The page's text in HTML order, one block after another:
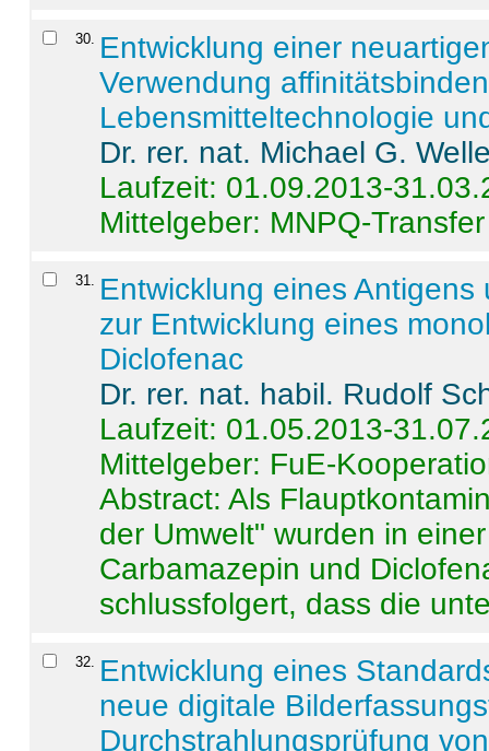
30. Entwicklung einer
Verwendung
Lebensmitteltechnologie
Dr. rer. nat. Michael G.
Laufzeit: 01.09.2013-
Mittelgeber: MNPQ-Transfer
31. Entwicklung eines
zur Entwicklung eines
Diclofenac
Dr. rer. nat. habil. Rudolf
Laufzeit: 01.05.2013-
Mittelgeber: FuE-
Abstract:Als
der Umwelt" wurden in
Carbamazepin und
schlussfolgert, dass die
32. Entwicklung eines
neue digitale
Durchstrahlungsprüfung